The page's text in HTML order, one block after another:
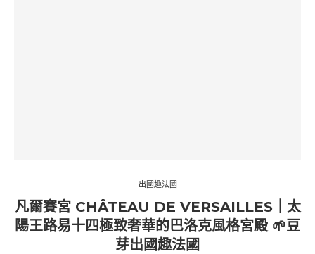
出國趣法國
凡爾賽宮 CHÂTEAU DE VERSAILLES｜太
陽王路易十四極致奢華的巴洛克風格宮殿 🌱豆
芽出國趣法國